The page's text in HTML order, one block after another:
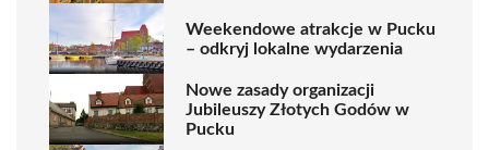
Weekendowe atrakcje w Pucku
– odkryj lokalne wydarzenia
Nowe zasady organizacji
Jubileuszy Złotych Godów w
Pucku